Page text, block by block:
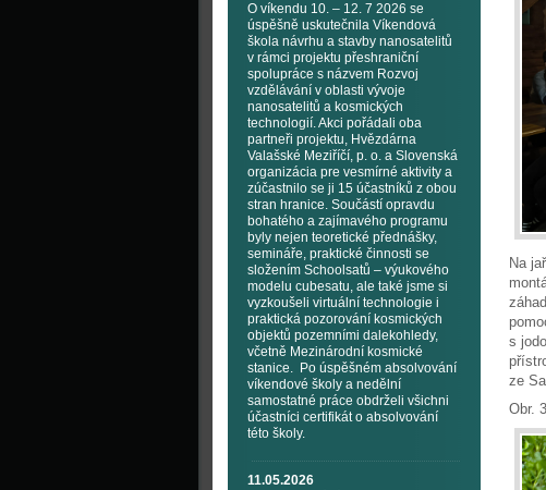
O víkendu 10. – 12. 7 2026 se
úspěšně uskutečnila Víkendová
škola návrhu a stavby nanosatelitů
v rámci projektu přeshraniční
spolupráce s názvem Rozvoj
vzdělávání v oblasti vývoje
nanosatelitů a kosmických
technologií. Akci pořádali oba
partneři projektu, Hvězdárna
Valašské Meziříčí, p. o. a Slovenská
organizácia pre vesmírné aktivity a
zúčastnilo se ji 15 účastníků z obou
stran hranice. Součástí opravdu
bohatého a zajímavého programu
byly nejen teoretické přednášky,
semináře, praktické činnosti se
složením Schoolsatů – výukového
modelu cubesatu, ale také jsme si
vyzkoušeli virtuální technologie i
praktická pozorování kosmických
objektů pozemními dalekohledy,
včetně Mezinárodní kosmické
stanice. Po úspěšném absolvování
víkendové školy a nedělní
samostatné práce obdrželi všichni
účastníci certifikát o absolvování
této školy.
11.05.2026
Na
s
ze
Obr.